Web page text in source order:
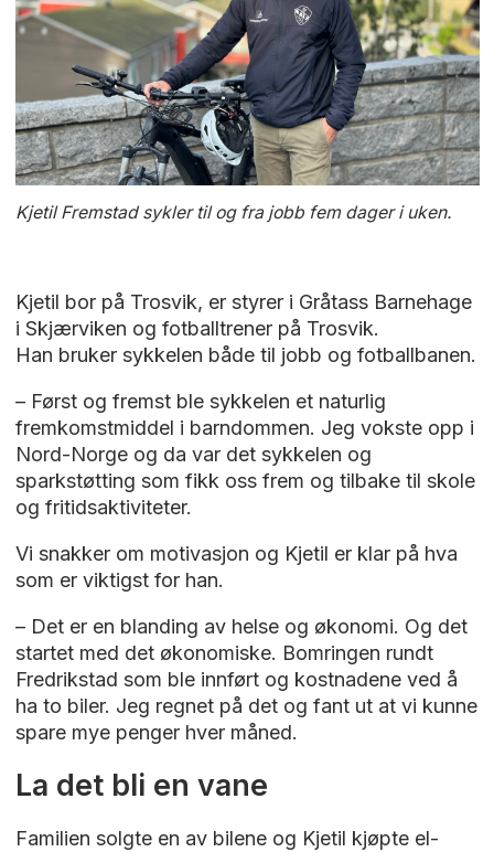
Kjetil Fremstad sykler til og fra jobb fem dager i uken.
Kjetil bor på Trosvik, er styrer i Gråtass Barnehage
i Skjærviken og fotballtrener på Trosvik.
Han bruker sykkelen både til jobb og fotballbanen.
– Først og fremst ble sykkelen et naturlig
fremkomstmiddel i barndommen. Jeg vokste opp i
Nord-Norge og da var det sykkelen og
sparkstøtting som fikk oss frem og tilbake til skole
og fritidsaktiviteter.
Vi snakker om motivasjon og Kjetil er klar på hva
som er viktigst for han.
– Det er en blanding av helse og økonomi. Og det
startet med det økonomiske. Bomringen rundt
Fredrikstad som ble innført og kostnadene ved å
ha to biler. Jeg regnet på det og fant ut at vi kunne
spare mye penger hver måned.
La det bli en vane
Familien solgte en av bilene og Kjetil kjøpte el-